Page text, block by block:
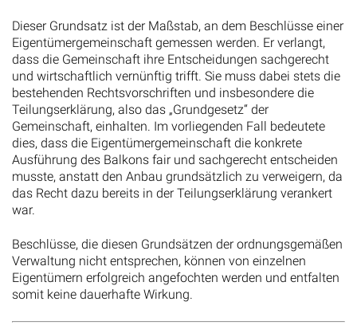
Dieser Grundsatz ist der Maßstab, an dem Beschlüsse einer
Eigentümergemeinschaft gemessen werden. Er verlangt,
dass die Gemeinschaft ihre Entscheidungen sachgerecht
und wirtschaftlich vernünftig trifft. Sie muss dabei stets die
bestehenden Rechtsvorschriften und insbesondere die
Teilungserklärung, also das „Grundgesetz“ der
Gemeinschaft, einhalten. Im vorliegenden Fall bedeutete
dies, dass die Eigentümergemeinschaft die konkrete
Ausführung des Balkons fair und sachgerecht entscheiden
musste, anstatt den Anbau grundsätzlich zu verweigern, da
das Recht dazu bereits in der Teilungserklärung verankert
war.
Beschlüsse, die diesen Grundsätzen der ordnungsgemäßen
Verwaltung nicht entsprechen, können von einzelnen
Eigentümern erfolgreich angefochten werden und entfalten
somit keine dauerhafte Wirkung.